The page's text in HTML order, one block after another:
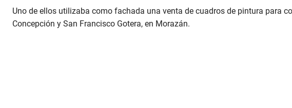
Uno de ellos utilizaba como fachada una venta de cuadros de pintura para
Concepción y San Francisco Gotera, en Morazán.